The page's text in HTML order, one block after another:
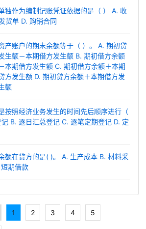
独作为编制记账凭证依据的是（ ） A. 收
单 D. 购销合同
产账户的期末余额等于（ ）。 A. 期初贷
生额－本期借方发生额 B. 期初借方余额
本期借方发生额 C. 期初借方余额＋本期
方发生额 D. 期初贷方余额＋本期借方发
额
按照经济业务发生的时间先后顺序进行（
B. 逐日汇总登记 C. 逐笔定期登记 D. 定
额在贷方的是( )。 A. 生产成本 B. 材料采
期借款
1 2 3 4 5